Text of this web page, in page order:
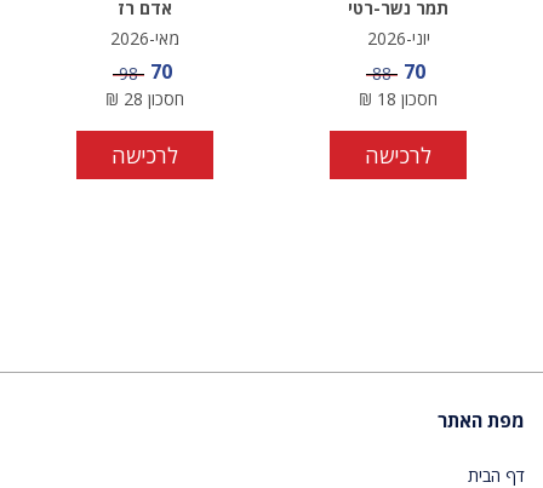
תמר נשר-רטי
יוני-2026
מחיר מבצע
70 מחיר
88
חסכון 18
₪
לרכישה
אדם רז
מאי-2026
מחיר מבצע
70 מחיר
98
חסכון 28
₪
לרכישה
מפת האתר
דף הבית